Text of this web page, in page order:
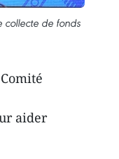
de fonds
aider